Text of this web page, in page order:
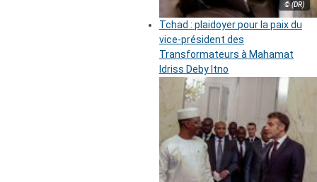
© (DR)
Tchad : plaidoyer pour la paix du
vice-président des
Transformateurs à Mahamat
Idriss Deby Itno